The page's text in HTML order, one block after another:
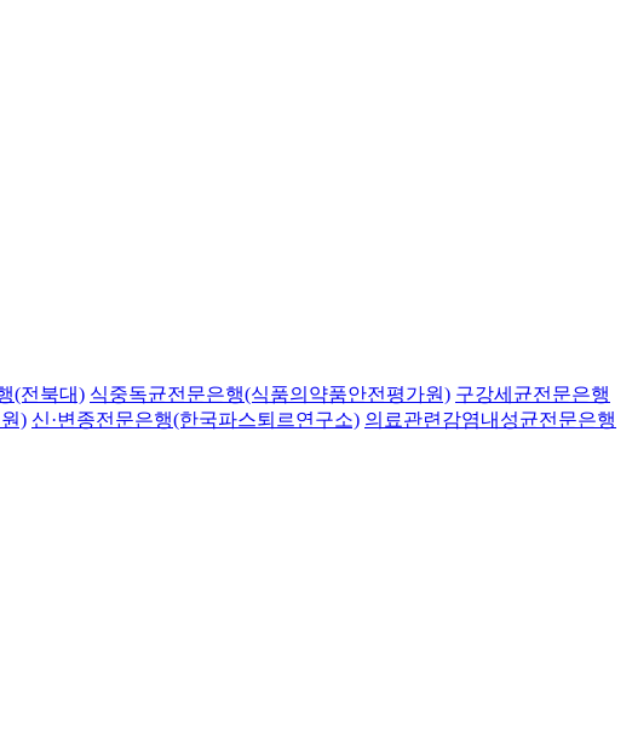
(전북대) 식중독균전문은행(식품의약품안전평가원) 구강세균전문은행
) 신·변종전문은행(한국파스퇴르연구소) 의료관련감염내성균전문은행